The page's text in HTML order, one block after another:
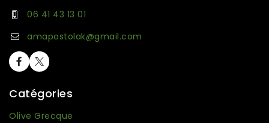
06 41 43 13 01
amapostolak@gmail.com
Catégories
Olive Grecque